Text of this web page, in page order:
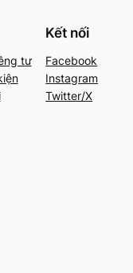
tư
Kết nối
Facebook
Instagram
Twitter/X